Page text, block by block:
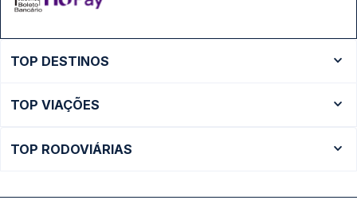
TOP DESTINOS
Ônibus São Paulo
TOP VIAÇÕES
TOP RODOVIÁRIAS